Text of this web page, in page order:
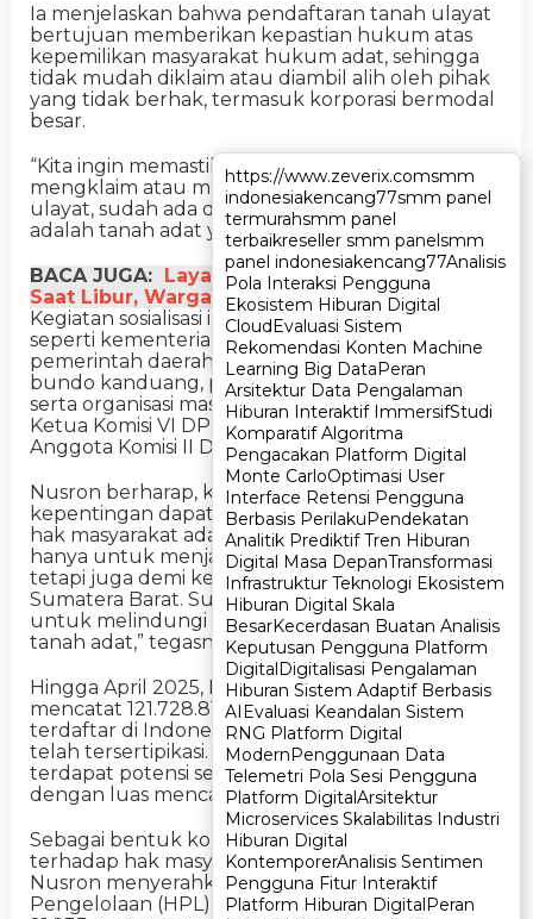
https://www.zeverix.comsmm
indonesiakencang77smm panel
termurahsmm panel
terbaikreseller smm panelsmm
panel indonesiakencang77Analisis
Pola Interaksi Pengguna
Ekosistem Hiburan Digital
CloudEvaluasi Sistem
Rekomendasi Konten Machine
Learning Big DataPeran
Arsitektur Data Pengalaman
Hiburan Interaktif ImmersifStudi
Komparatif Algoritma
Pengacakan Platform Digital
Monte CarloOptimasi User
Interface Retensi Pengguna
Berbasis PerilakuPendekatan
Analitik Prediktif Tren Hiburan
Digital Masa DepanTransformasi
Infrastruktur Teknologi Ekosistem
Hiburan Digital Skala
BesarKecerdasan Buatan Analisis
Keputusan Pengguna Platform
DigitalDigitalisasi Pengalaman
Hiburan Sistem Adaptif Berbasis
AIEvaluasi Keandalan Sistem
RNG Platform Digital
ModernPenggunaan Data
Telemetri Pola Sesi Pengguna
Platform DigitalArsitektur
Microservices Skalabilitas Industri
Hiburan Digital
KontemporerAnalisis Sentimen
Pengguna Fitur Interaktif
Platform Hiburan DigitalPeran
https://www.zeverix.comsmm
indonesiakencang77smm panel
termurahsmm panel
terbaikreseller smm panelsmm
panel indonesiakencang77Analisis
Pola Interaksi Pengguna
Ekosistem Hiburan Digital
CloudEvaluasi Sistem
Rekomendasi Konten Machine
Learning Big DataPeran
Arsitektur Data Pengalaman
Hiburan Interaktif ImmersifStudi
Komparatif Algoritma
Pengacakan Platform Digital
Monte CarloOptimasi User
Interface Retensi Pengguna
Berbasis PerilakuPendekatan
Analitik Prediktif Tren Hiburan
Digital Masa DepanTransformasi
Infrastruktur Teknologi Ekosistem
Hiburan Digital Skala
BesarKecerdasan Buatan Analisis
Keputusan Pengguna Platform
DigitalDigitalisasi Pengalaman
Hiburan Sistem Adaptif Berbasis
AIEvaluasi Keandalan Sistem
RNG Platform Digital
ModernPenggunaan Data
Telemetri Pola Sesi Pengguna
Platform DigitalArsitektur
Microservices Skalabilitas Industri
Hiburan Digital
KontemporerAnalisis Sentimen
Pengguna Fitur Interaktif
Platform Hiburan DigitalPeran
Ia menjelaskan bahwa pendaftaran tanah ulayat
bertujuan memberikan kepastian hukum atas
kepemilikan masyarakat hukum adat, sehingga
tidak mudah diklaim atau diambil alih oleh pihak
yang tidak berhak, termasuk korporasi bermodal
besar.
“Kita ingin memastikan bahwa jika ada pihak yang
mengklaim atau mencoba mengambil hak
ulayat, sudah ada data dan bukti sah bahwa itu
adalah tanah adat yang diakui negara,” lanjutnya.
BACA JUGA: Layanan Pertanahan Tetap Buka
Saat Libur, Warga Banyumas Merasa Terbantu
Kegiatan sosialisasi ini melibatkan berbagai pihak,
seperti kementerian dan lembaga terkait,
pemerintah daerah, Kerapatan Adat Nagari (KAN),
bundo kanduang, perguruan tinggi, Forkopimda,
serta organisasi masyarakat sipil. Turut hadir Wakil
Ketua Komisi VI DPR RI Andre Rosiade dan
Anggota Komisi II DPR RI Rahmat Saleh.
Nusron berharap, kolaborasi berbagai pemangku
kepentingan dapat memperkuat perlindungan
hak masyarakat adat. “Kedatangan kami bukan
hanya untuk menjalankan program pemerintah,
tetapi juga demi kepentingan masyarakat
Sumatera Barat. Sudah menjadi tugas negara
untuk melindungi hak-hak rakyat, termasuk
tanah adat,” tegasnya.
Hingga April 2025, Kementerian ATR/BPN
mencatat 121.728.816 bidang tanah telah
terdaftar di Indonesia, dengan 95.944.121 bidang
telah tersertipikasi. Di Sumatera Barat sendiri,
terdapat potensi sekitar 475 bidang tanah ulayat
dengan luas mencapai 300 ribu hektare.
Sebagai bentuk konkret pengakuan negara
terhadap hak masyarakat hukum adat, Menteri
Nusron menyerahkan satu Sertipikat Hak
Pengelolaan (HPL) atas tanah ulayat seluas